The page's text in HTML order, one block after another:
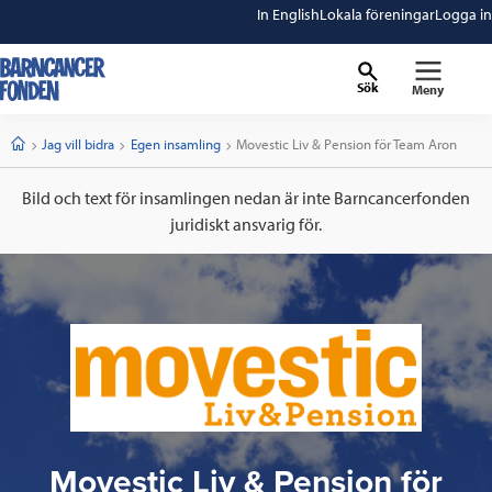
In EnglishLokala föreningarLogga in
Sök Meny
StartJag vill bidra Egen insamling Current:
Movestic Liv & Pension för Team Aron
Bild och text för insamlingen nedan är inte Barncancerfonden
juridiskt ansvarig för.
Movestic Liv & Pension för